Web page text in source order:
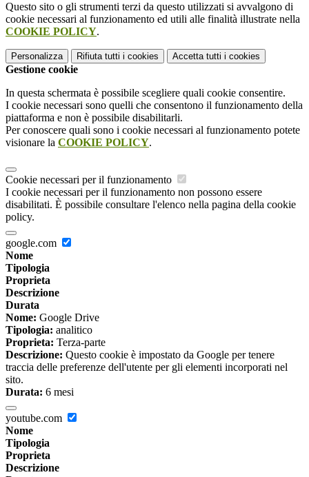
Questo sito o gli strumenti terzi da questo utilizzati si avvalgono di
cookie necessari al funzionamento ed utili alle finalità illustrate nella
COOKIE POLICY.
Personalizza Rifiuta tutti i cookies Accetta tutti i cookies
Gestione cookie
In questa schermata è possibile scegliere quali cookie consentire.
I cookie necessari sono quelli che consentono il funzionamento della
piattaforma e non è possibile disabilitarli.
Per conoscere quali sono i cookie necessari al funzionamento potete
visionare la COOKIE POLICY.
Cookie necessari per il funzionamento
I cookie necessari per il funzionamento non possono essere
disabilitati. È possibile consultare l'elenco nella pagina della cookie
policy.
google.com
Nome
Tipologia
Proprieta
Descrizione
Durata
Nome: Google Drive
Tipologia: analitico
Proprieta: Terza-parte
Descrizione: Questo cookie è impostato da Google per tenere
traccia delle preferenze dell'utente per gli elementi incorporati nel
sito.
Durata: 6 mesi
youtube.com
Nome
Tipologia
Proprieta
Descrizione